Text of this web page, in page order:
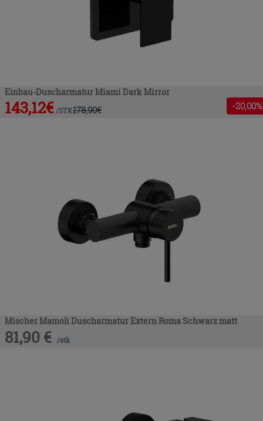
Einbau-Duscharmatur Miami Dark Mirror
143,12€ /STK178,90€ -20,00%
Mischer Mamoli Duscharmatur Extern Roma Schwarz matt
81,90 € /stk